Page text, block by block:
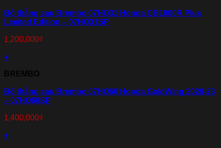
Bố thắng sau Brembo 07HO31 Honda CB1000R Plus
Limited Edition – 07HO31SP
1,200,000₫
+
BREMBO
Bố thắng sau Brembo 07HO66 Honda GoldWing 2020-23
– 07HO66SP
1,400,000₫
+